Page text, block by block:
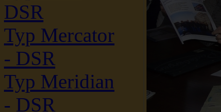
DSR
Typ Mercator
- DSR
Typ Meridian
- DSR